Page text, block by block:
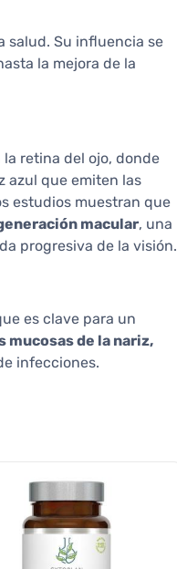
salud. Su influencia se
la mejora de la
retina del ojo, donde
azul que emiten las
estudios muestran que
macular, una
progresiva de la visión.
es clave para un
mucosas de la nariz,
infecciones.